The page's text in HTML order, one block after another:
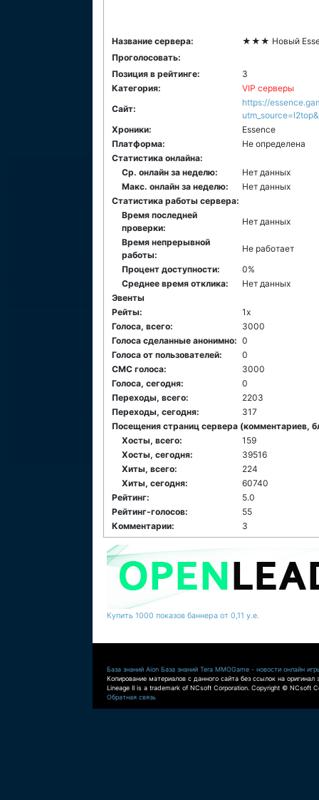
Название сервера:
★★★ Новый
Проголосовать:
Позиция в рейтинге:
3
Категория:
VIP серверы
Сайт:
https://
Хроники:
Essence
Платформа:
Не определена
Статистика онлайна:
Ср. онлайн за неделю:
Нет данных
Макс. онлайн за неделю:
Нет данных
Статистика работы сервера:
Время последней
проверки:
Нет данных
Время непрерывной
работы:
Не работает
Процент доступности:
0%
Среднее время отклика:
Нет данных
Эвенты
Рейты:
1x
Голоса, всего:
3000
Голоса сделанные анонимно: 0
Голоса от пользователей:
0
СМС голоса:
3000
Голоса, сегодня:
0
Переходы, всего:
2203
Переходы, сегодня:
317
Посещения страниц сервера (комментариев,
Хосты, всего:
159
Хосты, сегодня:
39516
Хиты, всего:
224
Хиты, сегодня:
60740
Рейтинг:
5.0
Рейтинг-голосов:
55
Комментарии:
3
Купить 1000 показов баннера от 0,11 у.е.
База знаний Aion База знаний Tera MMOGame - новости онлайн
Копирование материалов с данного сайта без ссылок на оригинал
Lineage II is a trademark of NCsoft Corporation. Copyright © NCsoft
Обратная связь